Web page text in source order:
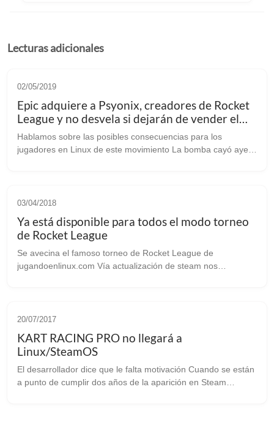
Lecturas adicionales
02/05/2019
Epic adquiere a Psyonix, creadores de Rocket
League y no desvela si dejarán de vender el
juego en Steam
Hablamos sobre las posibles consecuencias para los
jugadores en Linux de este movimiento La bomba cayó ayer.
03/04/2018
Ya está disponible para todos el modo torneo
de Rocket League
Se avecina el famoso torneo de Rocket League de
jugandoenlinux.com Vía actualización de steam nos
20/07/2017
KART RACING PRO no llegará a
Linux/SteamOS
El desarrollador dice que le falta motivación Cuando se están
a punto de cumplir dos años de la aparición en Steam